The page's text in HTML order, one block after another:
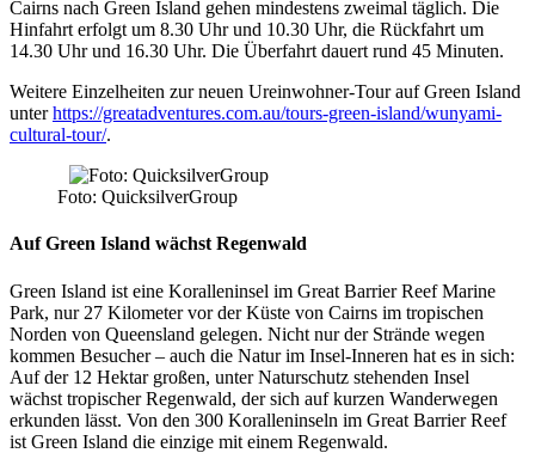
Cairns nach Green Island gehen mindestens zweimal täglich. Die
Hinfahrt erfolgt um 8.30 Uhr und 10.30 Uhr, die Rückfahrt um
14.30 Uhr und 16.30 Uhr. Die Überfahrt dauert rund 45 Minuten.
Weitere Einzelheiten zur neuen Ureinwohner-Tour auf Green Island
unterhttps://greatadventures.com.au/tours-green-island/wunyami-
cultural-tour/.
Foto: QuicksilverGroup
Auf Green Island wächst Regenwald
Green Island ist eine Koralleninsel im Great Barrier Reef Marine
Park, nur 27 Kilometer vor der Küste von Cairns im tropischen
Norden von Queensland gelegen. Nicht nur der Strände wegen
kommen Besucher – auch die Natur im Insel-Inneren hat es in sich:
Auf der 12 Hektar großen, unter Naturschutz stehenden Insel
wächst tropischer Regenwald, der sich auf kurzen Wanderwegen
erkunden lässt. Von den 300 Koralleninseln im Great Barrier Reef
ist Green Island die einzige mit einem Regenwald.